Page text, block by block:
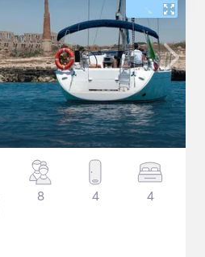
8 4 4